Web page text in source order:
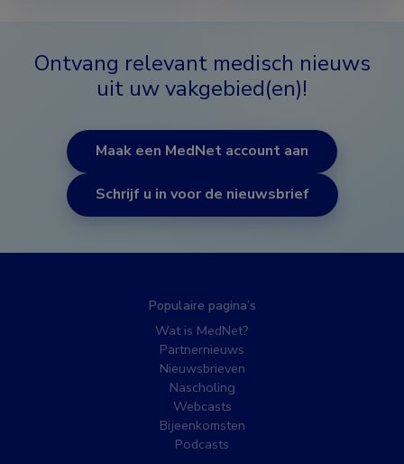
Ontvang relevant medisch nieuws
uit uw vakgebied(en)!
Maak een MedNet account aan
Schrijf u in voor de nieuwsbrief
Populaire pagina’s
Wat is MedNet?
Partnernieuws
Nieuwsbrieven
Nascholing
Webcasts
Bijeenkomsten
Podcasts